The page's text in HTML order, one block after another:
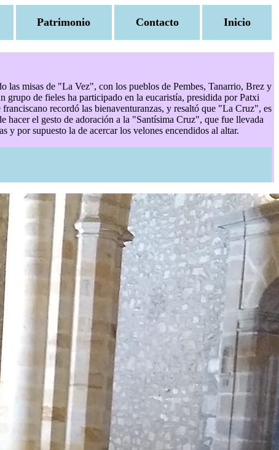
Patrimonio Contacto Inicio
las misas de "La Vez", con los pueblos de Pembes, Tanarrio, Brez y
grupo de fieles ha participado en la eucaristía, presidida por Patxi
recordó las bienaventuranzas, y resaltó que "La Cruz", es
el gesto de adoración a la "Santísima Cruz", que fue llevada
y por supuesto la de acercar los velones encendidos al altar.